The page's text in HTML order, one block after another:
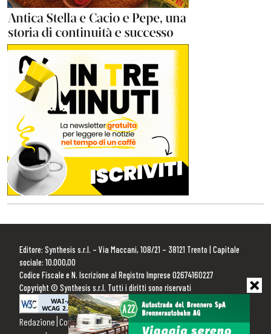
Editore: Synthesis s.r.l. – Via Maccani, 108/21 – 38121 Trento | Capitale
sociale: 10.000,00
Codice Fiscale e N. Iscrizione al Registro Imprese 02674160227
Copyright © Synthesis s.r.l. Tutti i diritti sono riservati
Redazione Contattaci Pubblicità Privacy Policy Cookie Policy